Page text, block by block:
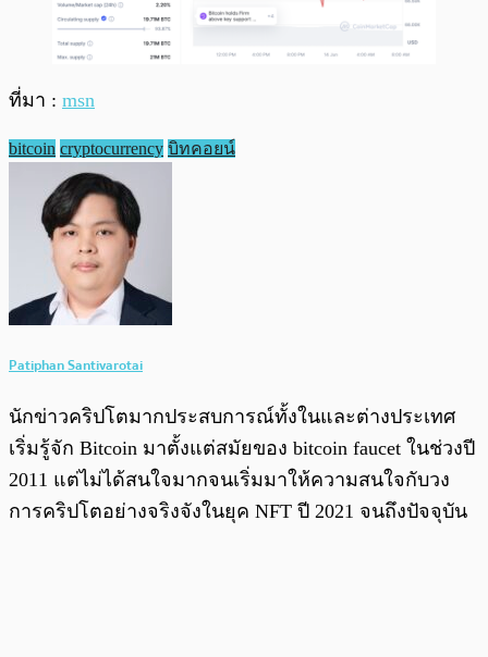
ที่มา : msn
bitcoin cryptocurrency บิทคอยน์
Patiphan Santivarotai
นักข่าวคริปโตมากประสบการณ์ทั้งในและต่างประเทศ
เริ่มรู้จัก Bitcoin มาตั้งแต่สมัยของ bitcoin faucet ในช่วงปี
2011 แต่ไม่ได้สนใจมากจนเริ่มมาให้ความสนใจกับวง
การคริปโตอย่างจริงจังในยุค NFT ปี 2021 จนถึงปัจจุบัน